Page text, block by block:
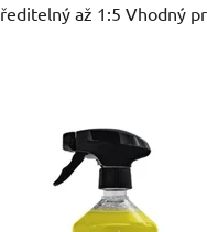
ředitelný až 1:5 Vhodný